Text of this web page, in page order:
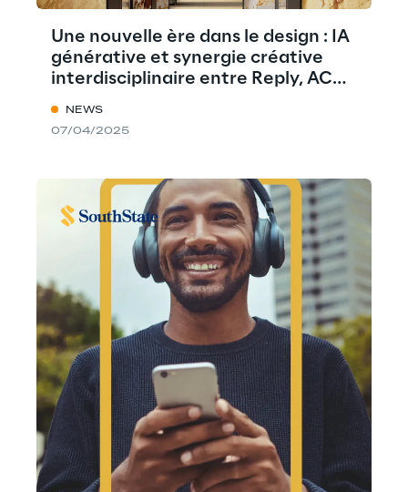
Une nouvelle ère dans le design : IA
générative et synergie créative
interdisciplinaire entre Reply, ACPV
NEWS
07/04/2025